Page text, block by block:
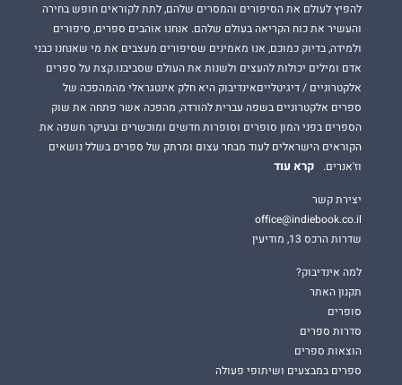
להפיץ לעולם את הסיפורים והמסרים שלהם, לתת לקוראים חופש בחירה
והעשיר את כוח הקריאה בעולם שלהם. אנחנו אוהבים ספרים, סיפורים
ולמידה, בדיוק כמוכם, אנו מאמינים שסיפורים מעצבים את מי שאנחנו כבני
אדם ומילים יכולות להעצים ולשנות את העולם שסביבנו.קצת על ספרים
אלקטרוניים / דיגיטלייםאינדיבוק היא חלק אינטגראלי מהמהפכה של
ספרים אלקטרוניים בשפה עברית להורדה, מהפכה אשר פתחה את שוק
הספרים בפני המון סופרים וסופרות חדשים ומוכשרים ובעיקר חשפה את
הקוראים הישראלים לעוד מבחר עצום ומרתק של ספרים בשלל נושאים
וז'אנרים.
קרא עוד
יצירת קשר
office@indiebook.co.il
שדרות הרכס 13, מודיעין
למה אינדיבוק?
תקנון האתר
סופרים
סדרות ספרים
הוצאות ספרים
ספרים במבצעים ושיתופי פעולה